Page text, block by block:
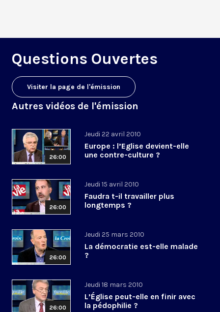
Questions Ouvertes
Visiter la page de l'émission
Autres vidéos de l'émission
26:00
Jeudi 22 avril 2010
Europe : l’Eglise devient-elle
une contre-culture ?
26:00
Jeudi 15 avril 2010
Faudra t-il travailler plus
longtemps ?
26:00
Jeudi 25 mars 2010
La démocratie est-elle malade
?
26:00
Jeudi 18 mars 2010
L’Église peut-elle en finir avec
la pédophilie ?